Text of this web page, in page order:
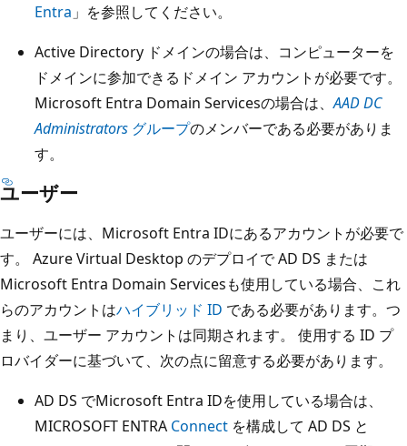
Entra 」を参照してください。
Active Directory ドメインの場合は、コンピューターを
ドメインに参加できるドメイン アカウントが必要です。
Microsoft Entra Domain Servicesの場合は、AAD DC
Administrators グループのメンバーである必要がありま
す。
ユーザー
ユーザーには、Microsoft Entra IDにあるアカウントが必要で
す。 Azure Virtual Desktop のデプロイで AD DS または
Microsoft Entra Domain Servicesも使用している場合、これ
らのアカウントはハイブリッド ID である必要があります。つ
まり、ユーザー アカウントは同期されます。 使用する ID プ
ロバイダーに基づいて、次の点に留意する必要があります。
AD DS でMicrosoft Entra IDを使用している場合は、
MICROSOFT ENTRA Connect を構成して AD DS と